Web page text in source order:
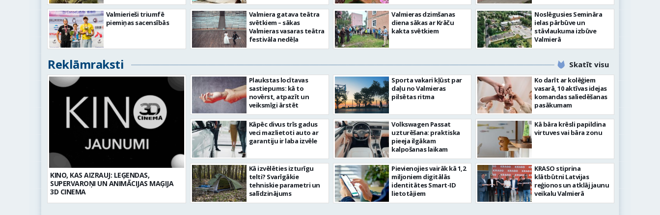
Valmierieši triumfē
piemiņas sacensībās
Valmiera gatava teātra
svētkiem – sākas
Valmieras vasaras teātra
festivāla nedēļa
Valmieras dzimšanas
diena sākas ar Krāču
kakta svētkiem
Noslēgusies Semināra
ielas pārbūve un
stāvlaukuma izbūve
Valmierā
Reklāmraksti Skatīt visu
KINO, KAS AIZRAUJ: LEĢENDAS,
SUPERVAROŅI UN ANIMĀCIJAS MAĢIJA
3D CINEMA
Plaukstas locītavas
sastiepums: kā to
novērst, atpazīt un
veiksmīgi ārstēt
Kāpēc divus trīs gadus
veci mazlietoti auto ar
garantiju ir laba izvēle
Kā izvēlēties izturīgu
telti? Svarīgākie
tehniskie parametri un
salīdzinājums
Sporta vakari kļūst par
daļu no Valmieras
pilsētas ritma
Volkswagen Passat
uzturēšana: praktiska
pieeja ilgākam
kalpošanas laikam
Pievienojies vairāk kā 1,2
miljoniem digitālās
identitātes Smart-ID
lietotājiem
Ko darīt ar kolēģiem
vasarā, 10 aktīvas idejas
komandas saliedēšanas
pasākumam
Kā bāra krēsli papildina
virtuves vai bāra zonu
KRASO stiprina
klātbūtni Latvijas
reģionos un atklāj jaunu
veikalu Valmierā